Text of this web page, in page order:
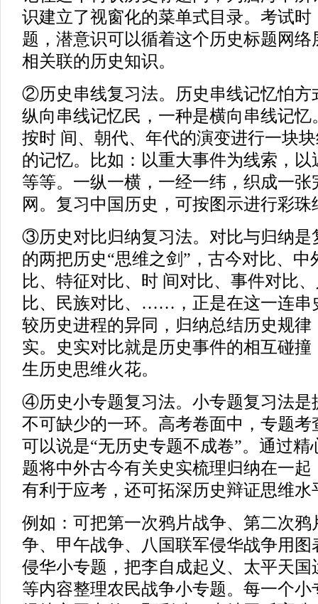
识建立了视窗化的菜单式目录。考试时
题，潜意识可以循着这个历史标题网
相关联的历史知识。
②历史串线复习法。历史串线记忆怕方
纵向串线记忆民，一种是横向串线记忆
按时 间、朝代、年代的演变进行一块
的记忆。比如：以重大事件为线索，
等等。一纵一横，一经一纬，织成一
网。复习中国历史，可按图示进行彩
③历史对比归纳复习法。对比与归纳是
的两把历史“思维之剑”，古今对比、中
比、特征对比、时 间对比、事件对比
比、民族对比、……，正是在这一连串
较历史进程的异同，归纳总结历史规律
实。史实对比就是历史事件的相互碰
生历史思维火花。
④历史小专题复习法。小专题复习法是
不可缺少的一环。高考卷面中，专题考
可以说是“无历史专题不成卷”。通过精
题将中外古今有关史实梳理归纳在一
有利于应考，还可拓深历史辩证思维水
例如：可把第一次鸦片战争、第二次鸦
争、甲午战争、八国联军侵华战争用图
侵华小专题，把李自成起义、太平天国
等内容整理农民战争小专题。每一个